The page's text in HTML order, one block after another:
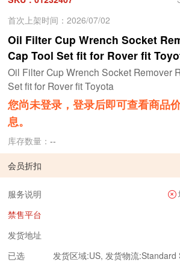
首次上架时间：2026/07/02
Oil Filter Cup Wrench Socket
Cap Tool Set fit for Rover fit
Oil Filter Cup Wrench Socket Remover
Set fit for Rover fit Toyota
您尚未登录，登录后即可查看商品
息。
库存数量：--
会员折扣
服务说明
禁售平台
发货地址
已选
发货区域:US, 发货物流:Standard